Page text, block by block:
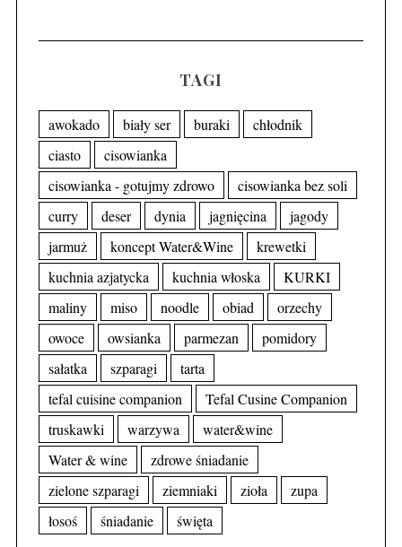
TAGI
awokado biały ser buraki
chłodnik
ciasto
cisowianka
cisowianka - gotujmy zdrowo
cisowianka bez soli
curry
deser dynia jagnięcina
jagody
jarmuż
koncept Water&Wine
krewetki
kuchnia azjatycka
kuchnia włoska
KURKI
maliny
miso noodle obiad
orzechy
owoce
owsianka parmezan
pomidory
sałatka
szparagi
tarta
tefal cuisine companion
Tefal Cusine Companion
truskawki
warzywa
water&wine
Water & wine
zdrowe śniadanie
zielone szparagi
ziemniaki zioła
zupa
łosoś
śniadanie święta